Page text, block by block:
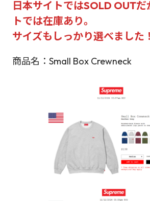
日本サイトではSOLD OUTだ
トでは在庫あり。
サイズもしっかり選べました
商品名：Small Box Crewneck